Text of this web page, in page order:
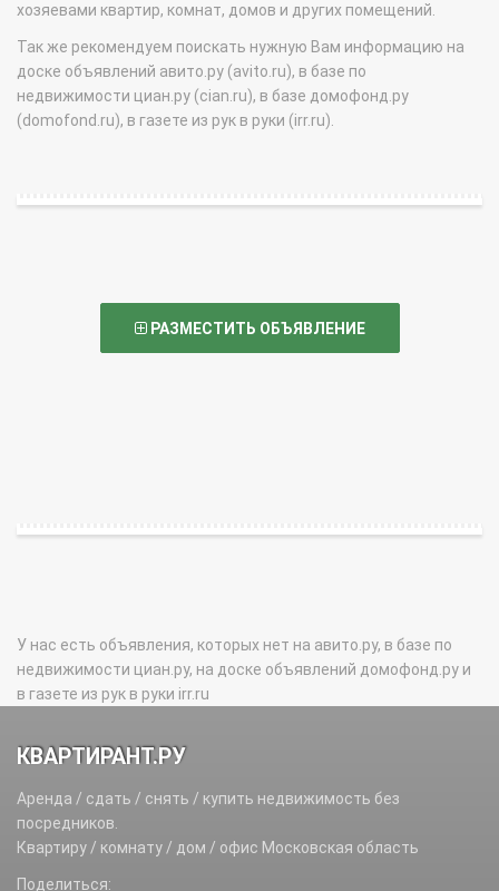
хозяевами квартир, комнат, домов и других помещений.
Так же рекомендуем поискать нужную Вам информацию на
доске объявлений авито.ру (avito.ru), в базе по
недвижимости циан.ру (cian.ru), в базе домофонд.ру
(domofond.ru), в газете из рук в руки (irr.ru).
РАЗМЕСТИТЬ ОБЪЯВЛЕНИЕ
У нас есть объявления, которых нет на авито.ру, в базе по
недвижимости циан.ру, на доске объявлений домофонд.ру и
в газете из рук в руки irr.ru
КВАРТИРАНТ.РУ
Аренда / сдать / снять / купить недвижимость без
посредников.
Квартиру / комнату / дом / офис Московская область
Поделиться: